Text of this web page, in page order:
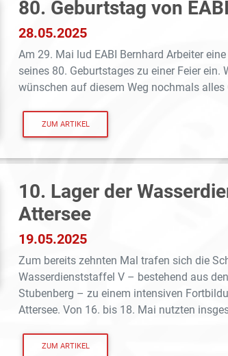
80. Geburtstag von
28.05.2025
Am 29. Mai lud EABI Bernhard Arbeiter
seines 80. Geburtstages zu einer Feier
wünschen auf diesem Weg nochmals alles
ZUM ARTIKEL
10. Lager der
Attersee
19.05.2025
Zum bereits zehnten Mal trafen sich die
Wasserdienststaffel V – bestehend aus
Stubenberg – zu einem intensiven
Attersee. Von 16. bis 18. Mai nutzten
ZUM ARTIKEL